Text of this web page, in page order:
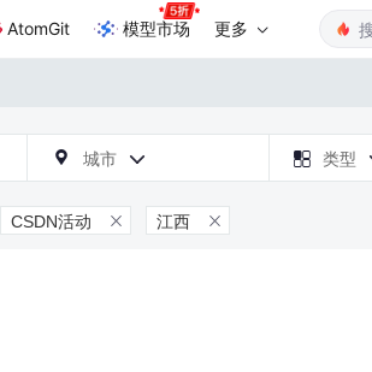
AtomGit 模型市场 更多
 城市   类型
CSDN活动  江西 